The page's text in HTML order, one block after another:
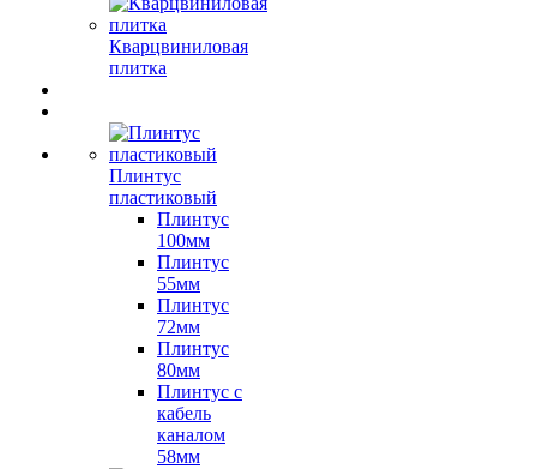
Кварцвиниловая
плитка
Плинтус
пластиковый
Плинтус
100мм
Плинтус
55мм
Плинтус
72мм
Плинтус
80мм
Плинтус с
кабель
каналом
58мм